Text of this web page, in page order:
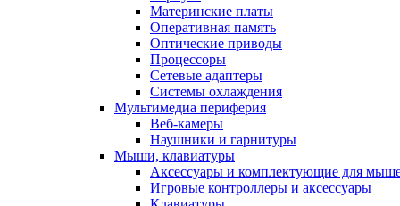
Материнские платы
Оперативная память
Оптические приводы
Процессоры
Сетевые адаптеры
Системы охлаждения
Мультимедиа периферия
Веб-камеры
Наушники и гарнитуры
Мыши, клавиатуры
Аксессуары и комплектующие для
Игровые контроллеры и аксессуары